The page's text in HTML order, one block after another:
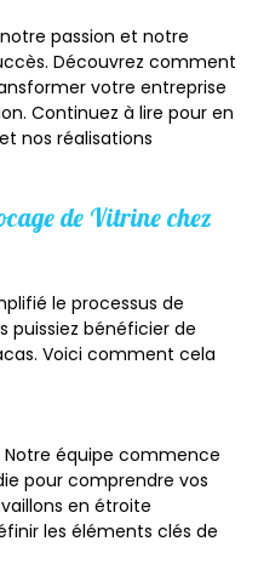
passion et notre
Découvrez comment
votre entreprise
Continuez à lire pour en
nos réalisations
de Vitrine chez
le processus de
puissiez bénéficier de
Voici comment cela
Notre équipe commence
pour comprendre vos
en étroite
les éléments clés de